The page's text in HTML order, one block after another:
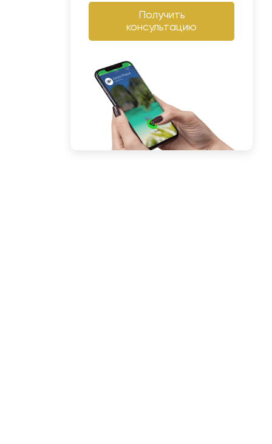
Получить
консультацию